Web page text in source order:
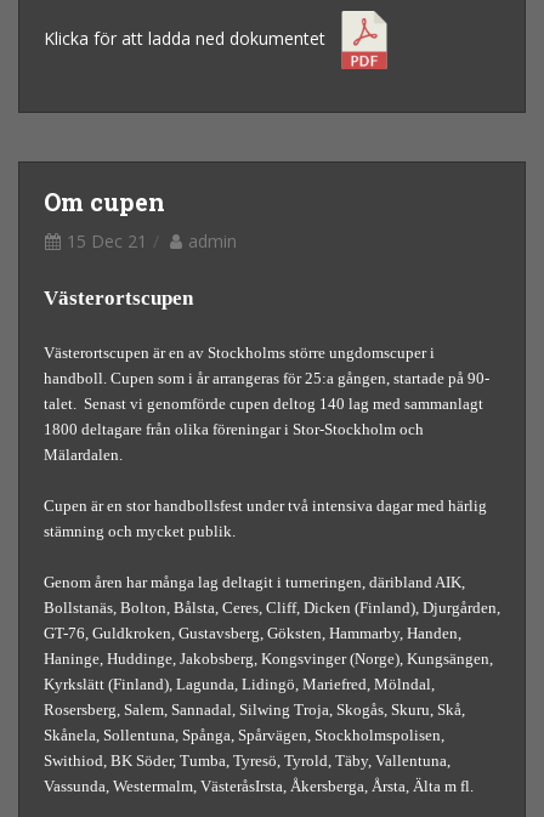
Klicka för att ladda ned dokumentet
Om cupen
15 Dec 21 admin
Västerortscupen
Västerortscupen är en av Stockholms större ungdomscuper i
handboll. Cupen som i år arrangeras för 25:a gången, startade på 90-
talet. Senast vi genomförde cupen deltog 140 lag med sammanlagt
1800 deltagare från olika föreningar i Stor-Stockholm och
Mälardalen.
Cupen är en stor handbollsfest under två intensiva dagar med härlig
stämning och mycket publik.
Genom åren har många lag deltagit i turneringen, däribland AIK,
Bollstanäs, Bolton, Bålsta, Ceres, Cliff, Dicken (Finland), Djurgården,
GT-76, Guldkroken, Gustavsberg, Göksten, Hammarby, Handen,
Haninge, Huddinge, Jakobsberg, Kongsvinger (Norge), Kungsängen,
Kyrkslätt (Finland), Lagunda, Lidingö, Mariefred, Mölndal,
Rosersberg, Salem, Sannadal, Silwing Troja, Skogås, Skuru, Skå,
Skånela, Sollentuna, Spånga, Spårvägen, Stockholmspolisen,
Swithiod, BK Söder, Tumba, Tyresö, Tyrold, Täby, Vallentuna,
Vassunda, Westermalm, VästeråsIrsta, Åkersberga, Årsta, Älta m fl.